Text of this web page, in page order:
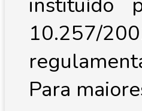
10.257/
Para